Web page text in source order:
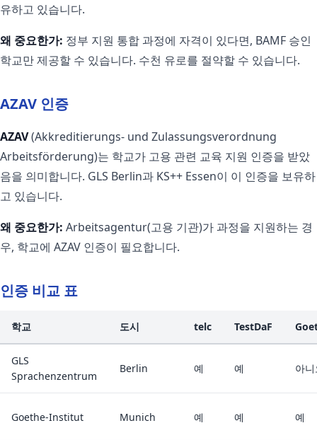
유하고 있습니다.
왜 중요한가: 정부 지원 통합 과정에 자격이 있다면, BAMF 승인
학교만 제공할 수 있습니다. 수천 유로를 절약할 수 있습니다.
AZAV 인증
AZAV(Akkreditierungs- und Zulassungsverordnung
Arbeitsförderung)는 학교가 고용 관련 교육 지원 인증을 받았
음을 의미합니다. GLS Berlin과 KS++ Essen이 이 인증을 보유하
고 있습니다.
왜 중요한가: Arbeitsagentur(고용 기관)가 과정을 지원하는 경
우, 학교에 AZAV 인증이 필요합니다.
인증 비교 표
학교 도시 telc TestDaF
GLS
Sprachenzentrum
Berlin 예 예 아
Goethe-Institut Munich 예 예 예